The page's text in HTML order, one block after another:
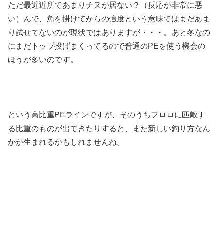
ただ最近近所であまりチヌが居ない？（反応が非常に悪
い）んで、魚を掛けてからの強度という意味ではまだあま
り試せてないのが現状ではありますが・・・。あと冬なの
にまだトップ投げまくってるので普通のPEを使う機会の
ほうが多いのです。
という高比重PEラインですが、そのうちフロロに匹敵す
る比重のものが出てきたりすると、また新しい釣り方なん
かが生まれるかもしれませんね。